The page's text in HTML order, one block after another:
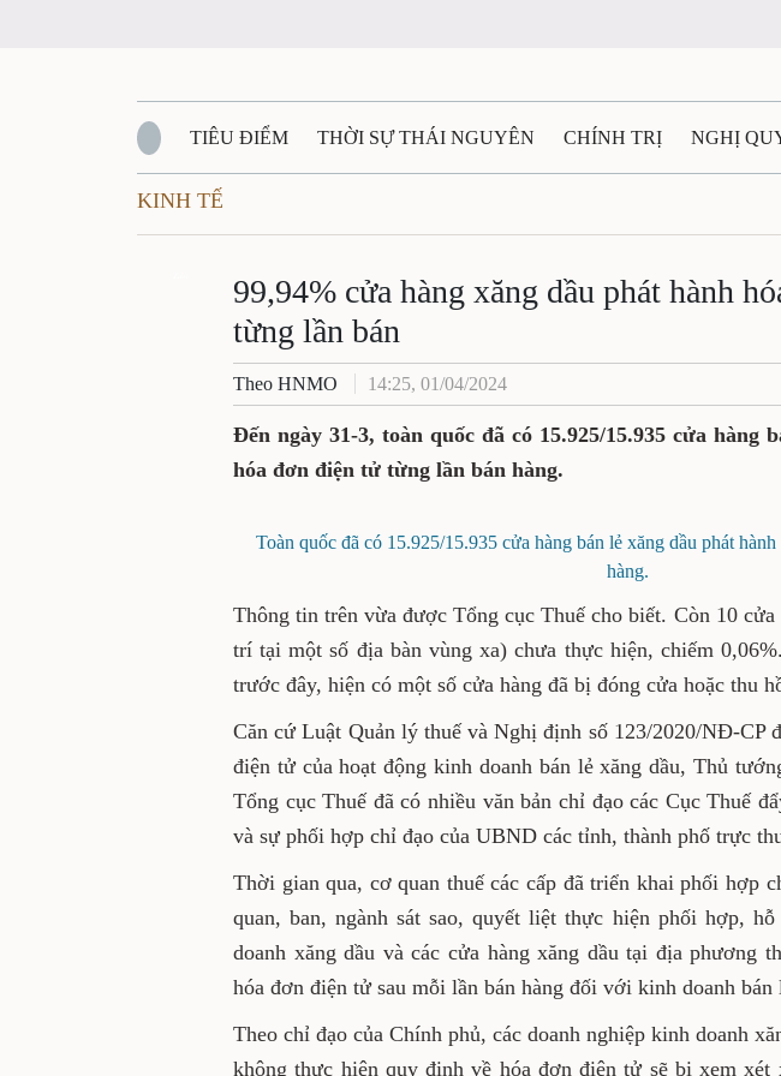
TIÊU ĐIỂM THỜI SỰ THÁI NGUYÊN CHÍNH TRỊ NGHỊ
QUỐC PHÒNG - AN NINH
QUÊ HƯƠNG - ĐẤT NƯỚC QUỐC TẾ TÀI NGUYÊN - MÔI TRƯỜNG
VĂN BẢN, CHÍNH SÁCH MỚI
KINH TẾ
99,94% cửa hàng xăng dầu phát hành
từng lần bán
Theo HNMO 14:25, 01/04/2024
Đến ngày 31-3, toàn quốc đã có 15.925/15.935 cửa hàng
hóa đơn điện tử từng lần bán hàng.
Toàn quốc đã có 15.925/15.935 cửa hàng bán lẻ xăng dầu phát
hàng.
Thông tin trên vừa được Tổng cục Thuế cho biết. Còn 10
trí tại một số địa bàn vùng xa) chưa thực hiện, chiếm
trước đây, hiện có một số cửa hàng đã bị đóng cửa hoặc thu
Căn cứ Luật Quản lý thuế và Nghị định số 123/2020/NĐ-CP
điện tử của hoạt động kinh doanh bán lẻ xăng dầu, Thủ
Tổng cục Thuế đã có nhiều văn bản chỉ đạo các Cục Thuế
và sự phối hợp chỉ đạo của UBND các tỉnh, thành phố trực
Thời gian qua, cơ quan thuế các cấp đã triển khai phối hợp
quan, ban, ngành sát sao, quyết liệt thực hiện phối hợp,
doanh xăng dầu và các cửa hàng xăng dầu tại địa phương
hóa đơn điện tử sau mỗi lần bán hàng đối với kinh doanh bán
Theo chỉ đạo của Chính phủ, các doanh nghiệp kinh doanh
không thực hiện quy định về hóa đơn điện tử sẽ bị xem